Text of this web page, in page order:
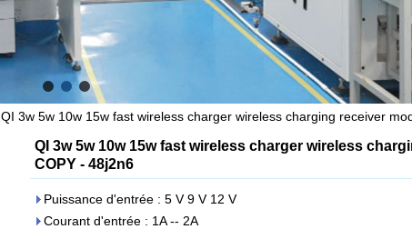
QI 3w 5w 10w 15w fast wireless charger wireless charging receiver
QI 3w 5w 10w 15w fast wireless charger wireless
COPY - 48j2n6
Puissance d'entrée : 5 V 9 V 12 V
Courant d'entrée : 1A -- 2A